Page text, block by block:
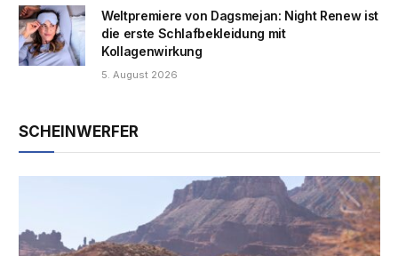
Weltpremiere von Dagsmejan: Night Renew ist
die erste Schlafbekleidung mit
Kollagenwirkung
5. August 2026
SCHEINWERFER